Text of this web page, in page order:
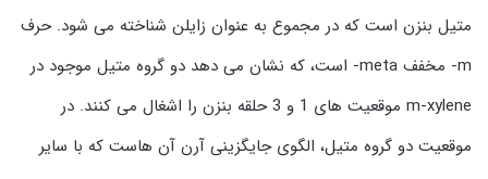
متیل بنزن است که در مجموع به عنوان زایلن شناخته می شود. حرف
m- مخفف meta- است، که نشان می دهد دو گروه متیل موجود در
m-xylene موقعیت های 1 و 3 حلقه بنزن را اشغال می کنند. در
موقعیت دو گروه متیل، الگوی جایگزینی آرن آن هاست که با سایر